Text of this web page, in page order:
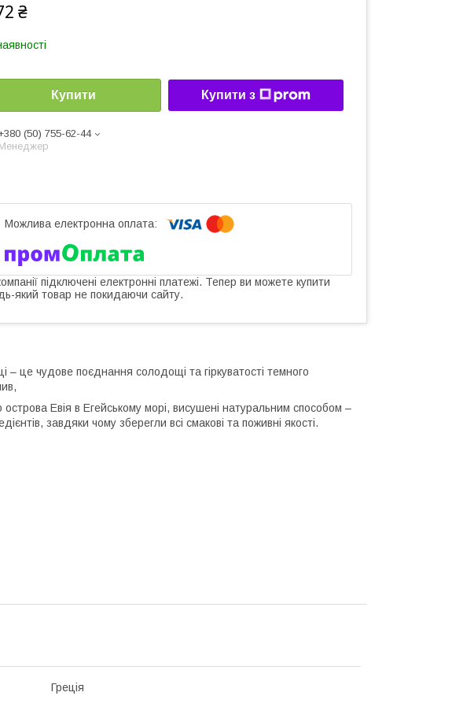
₴
Купити Купити з
(50) 755-62-44
підключені електронні платежі. Тепер ви можете купити
який товар не покидаючи сайту.
– це чудове поєднання солодощі та гіркуватості темного
Евія в Егейському морі, висушені натуральним способом –
завдяки чому зберегли всі смакові та поживні якості.
Греція